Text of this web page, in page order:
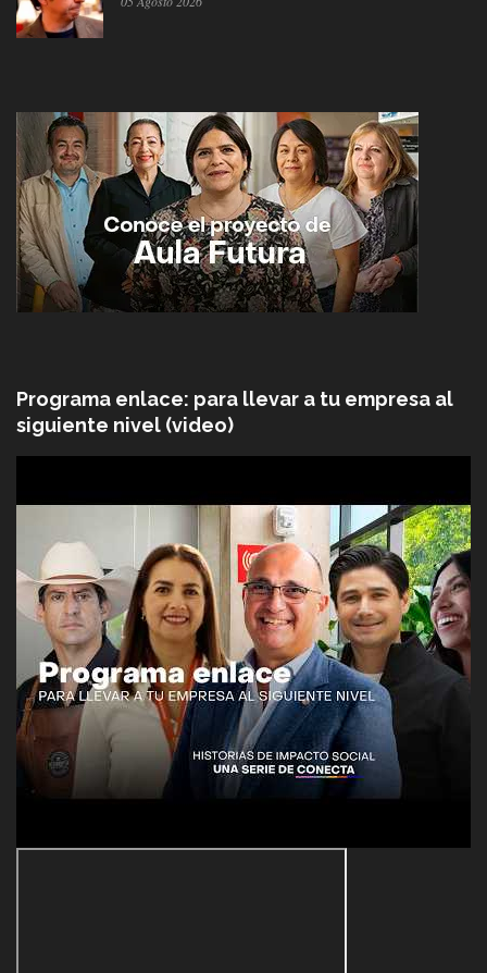
Programa enlace: para llevar a tu empresa al
siguiente nivel (video)